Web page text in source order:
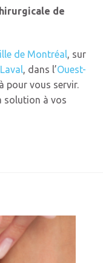
de
de Montréal, sur
Laval, dans l’Ouest-
pour vous servir.
solution à vos